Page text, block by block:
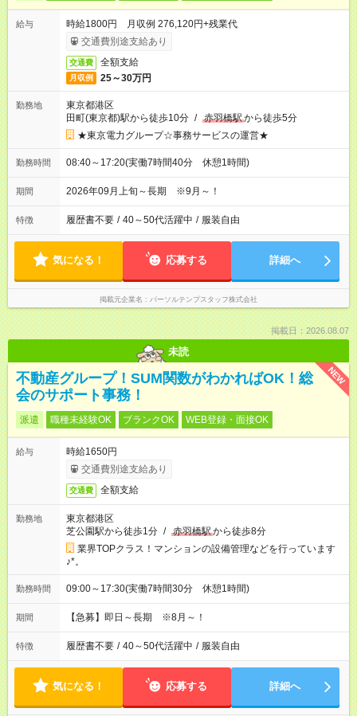
給与
時給1800円 月収例 276,120円+残業代
交通費別途支給あり
交通費 全額支給
月収例 25～30万円
勤務地
東京都港区
田町(東京都)駅から徒歩10分 / 赤羽橋駅から徒歩5分
★東京電力グループ☆事務サービスの運営★
勤務時間 08:40～17:20(実働7時間40分 休憩1時間)
期間 2026年09月上旬～長期 ※9月～！
特徴 履歴書不要 / 40～50代活躍中 / 服装自由
気になる！ 応募する 詳細へ
掲載元企業名 パーソルテンプスタッフ株式会社
掲載日：2026.08.07
未読
NEW
不動産グループ！SUM関数がわかればOK！総
会のサポート事務！
派遣 職種未経験OK ブランクOK WEB登録・面接OK
給与
時給1650円
交通費別途支給あり
交通費 全額支給
勤務地
東京都港区
芝公園駅から徒歩1分 / 赤羽橋駅から徒歩8分
業界TOPクラス！マンションの設備管理などを行っています
♪*。
勤務時間 09:00～17:30(実働7時間30分 休憩1時間)
期間 【急募】即日～長期 ※8月～！
特徴 履歴書不要 / 40～50代活躍中 / 服装自由
気になる！ 応募する 詳細へ